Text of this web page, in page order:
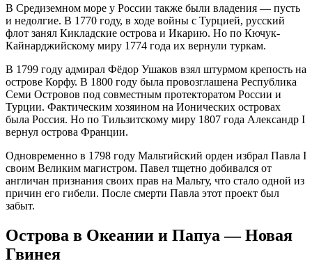
В Средиземном море у России также были владения — пусть
и недолгие. В 1770 году, в ходе войны с Турцией, русский
флот занял Кикладские острова и Икарию. Но по Кючук-
Кайнарджийскому миру 1774 года их вернули туркам.
В 1799 году адмирал Фёдор Ушаков взял штурмом крепость на
острове Корфу. В 1800 году была провозглашена Республика
Семи Островов под совместным протекторатом России и
Турции. Фактическим хозяином на Ионических островах
была Россия. Но по Тильзитскому миру 1807 года Александр I
вернул острова Франции.
Одновременно в 1798 году Мальтийский орден избрал Павла I
своим Великим магистром. Павел тщетно добивался от
англичан признания своих прав на Мальту, что стало одной из
причин его гибели. После смерти Павла этот проект был
забыт.
Острова в Океании и Папуа — Новая
Гвинея